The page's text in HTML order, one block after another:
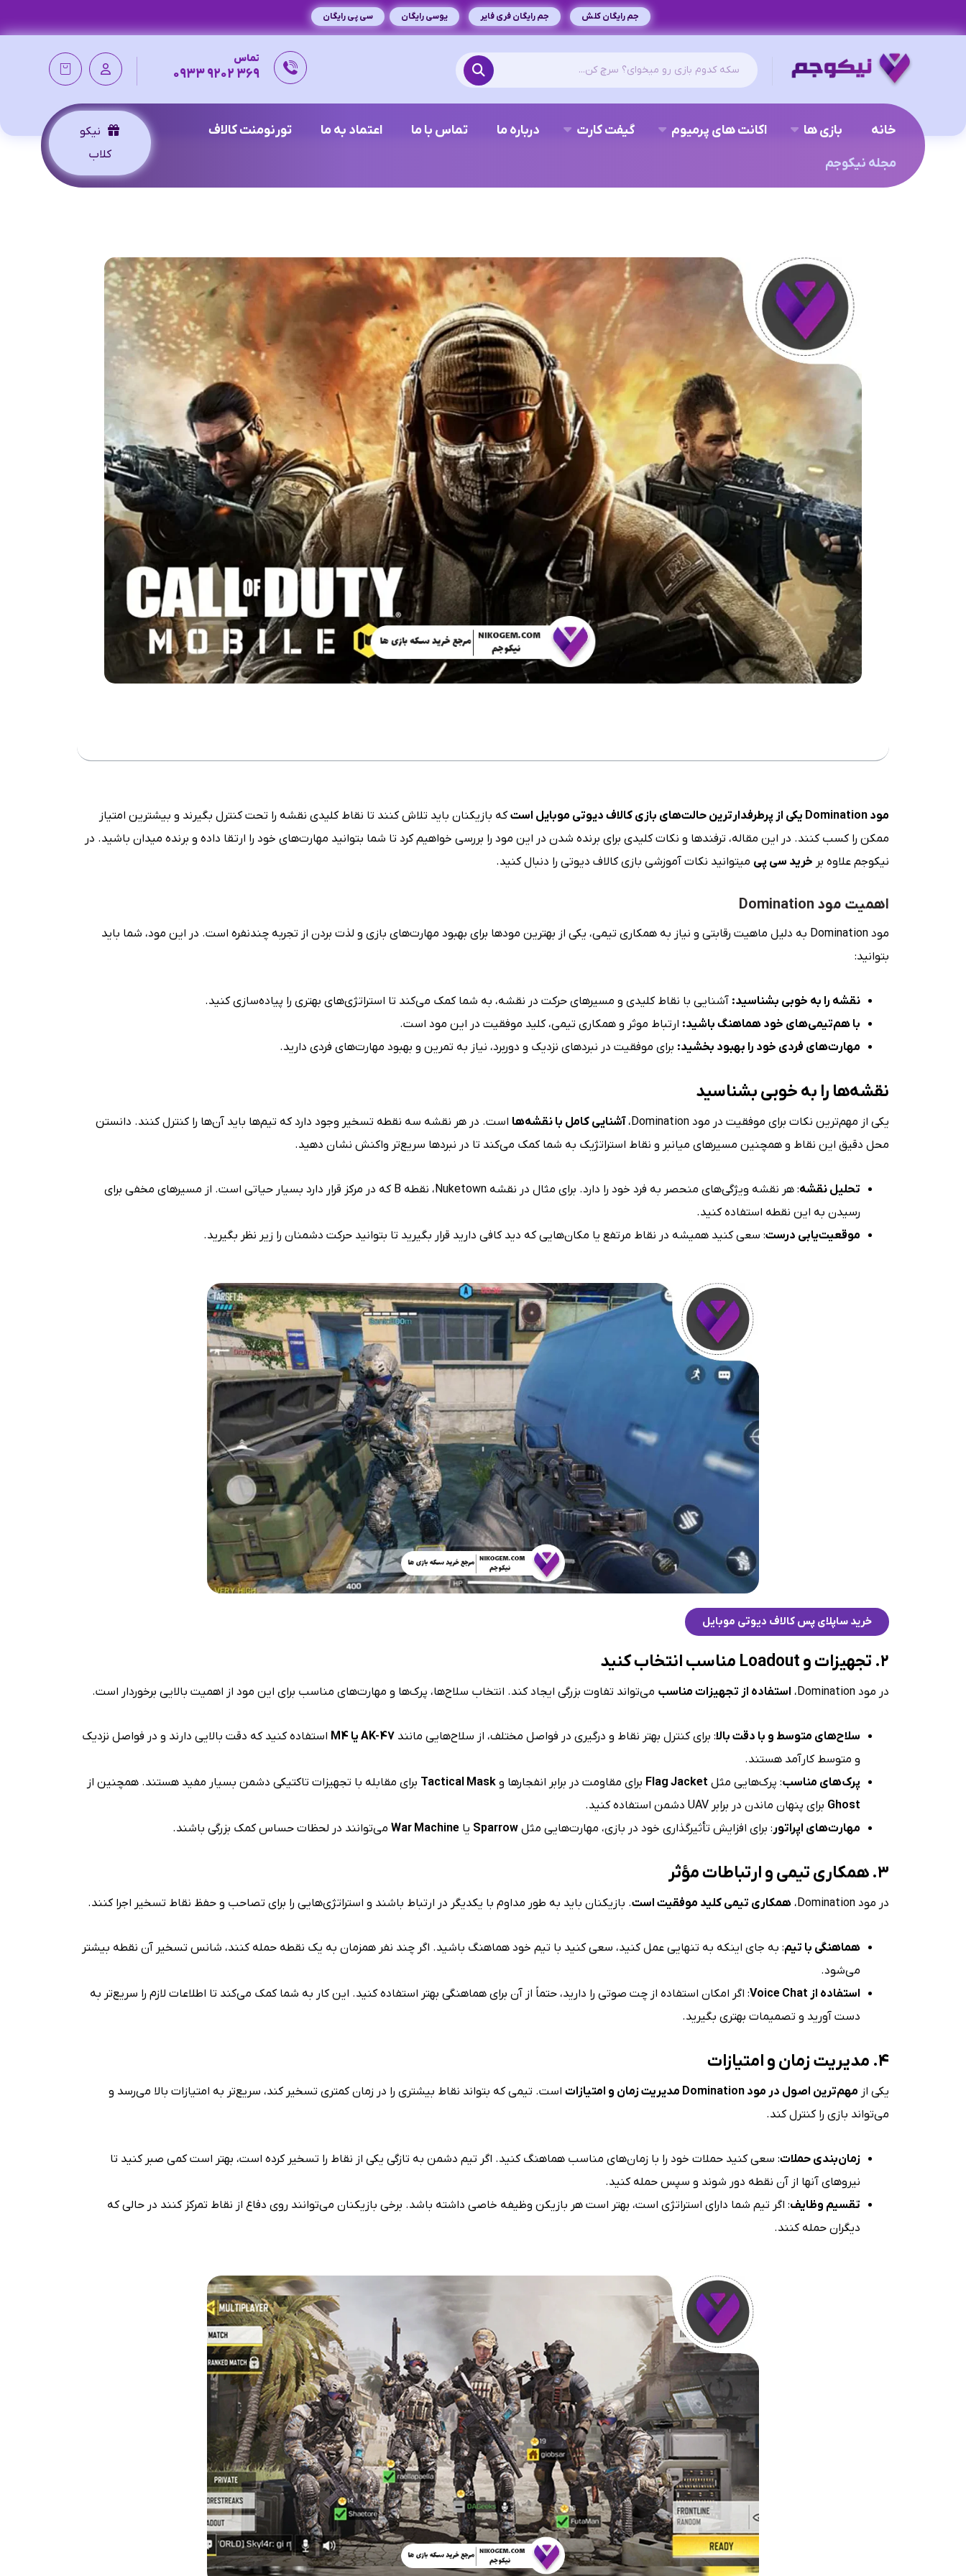
سی پی رایگان یوسی رایگان جم رایگان فری فایر جم رایگان کلش
تماس
369 9202 0933
خانه بازی ها اکانت های پرمیوم گیفت کارت درباره ما تماس با ما اعتماد به ما
تورنومنت کالاف
مجله نیکوجم
نیکو
کلاب
مود Domination یکی از پرطرفدارترین حالت‌های بازی کالاف دیوتی موبایل استکه بازیکنان باید تلاش کنند تا نقاط کلیدی نقشه را تحت کنترل بگیرند و بیشترین امتیاز
ممکن را کسب کنند. در این مقاله، ترفندها و نکات کلیدی برای برنده شدن در این مود را بررسی خواهیم کرد تا شما بتوانید مهارت‌های خود را ارتقا داده و برنده میدان باشید. در
نیکوجم علاوه بر خرید سی پی میتوانید نکات آموزشی بازی کالاف دیوتی را دنبال کنید.
اهمیت مود Domination
مود Domination به دلیل ماهیت رقابتی و نیاز به همکاری تیمی، یکی از بهترین مودها برای بهبود مهارت‌های بازی و لذت بردن از تجربه چندنفره است. در این مود، شما باید
بتوانید:
نقشه را به خوبی بشناسید: آشنایی با نقاط کلیدی و مسیرهای حرکت در نقشه، به شما کمک می‌کند تا استراتژی‌های بهتری را پیاده‌سازی کنید.
با هم‌تیمی‌های خود هماهنگ باشید: ارتباط موثر و همکاری تیمی، کلید موفقیت در این مود است.
مهارت‌های فردی خود را بهبود بخشید: برای موفقیت در نبردهای نزدیک و دوربرد، نیاز به تمرین و بهبود مهارت‌های فردی دارید.
نقشه‌ها را به خوبی بشناسید
یکی از مهم‌ترین نکات برای موفقیت در مود Domination، آشنایی کامل با نقشه‌ها است. در هر نقشه سه نقطه تسخیر وجود دارد که تیم‌ها باید آن‌ها را کنترل کنند. دانستن
محل دقیق این نقاط و همچنین مسیرهای میانبر و نقاط استراتژیک به شما کمک می‌کند تا در نبردها سریع‌تر واکنش نشان دهید.
تحلیل نقشه
: هر نقشه ویژگی‌های منحصر به فرد خود را دارد. برای مثال در نقشه Nuketown، نقطه B که در مرکز قرار دارد بسیار حیاتی است. از مسیرهای مخفی برای
رسیدن به این نقطه استفاده کنید.
موقعیت‌یابی درست: سعی کنید همیشه در نقاط مرتفع یا مکان‌هایی که دید کافی دارید قرار بگیرید تا بتوانید حرکت دشمنان را زیر نظر بگیرید.
خرید ساپلای پس کالاف دیوتی موبایل
۲. تجهیزات و Loadout مناسب انتخاب کنید
در مود Domination، استفاده از تجهیزات مناسب می‌تواند تفاوت بزرگی ایجاد کند. انتخاب سلاح‌ها، پرک‌ها و مهارت‌های مناسب برای این مود از اهمیت بالایی برخوردار است.
سلاح‌های متوسط و با دقت بالا: برای کنترل بهتر نقاط و درگیری در فواصل مختلف، از سلاح‌هایی مانندAK-47 یا M4
استفاده کنید که دقت بالایی دارند و در فواصل نزدیک
و متوسط کارآمد هستند.
پرک‌های مناسب: پرک‌هایی مثل Flag Jacket برای مقاومت در برابر انفجارها وTactical Mask برای مقابله با تجهیزات تاکتیکی دشمن بسیار مفید هستند. همچنین از
Ghost برای پنهان ماندن در برابر UAV دشمن استفاده کنید.
مهارت‌های اپراتور : برای افزایش تأثیرگذاری خود در بازی، مهارت‌هایی مثلSparrow یاWar Machine می‌توانند در لحظات حساس کمک بزرگی باشند.
۳. همکاری تیمی و ارتباطات مؤثر
در مود Domination، همکاری تیمی کلید موفقیت است. بازیکنان باید به طور مداوم با یکدیگر در ارتباط باشند و استراتژی‌هایی را برای تصاحب و حفظ نقاط تسخیر اجرا کنند.
هماهنگی با تیم: به جای اینکه به تنهایی عمل کنید، سعی کنید با تیم خود هماهنگ باشید. اگر چند نفر همزمان به یک نقطه حمله کنند، شانس تسخیر آن نقطه بیشتر
می‌شود.
استفاده از Voice Chat
: اگر امکان استفاده از چت صوتی را دارید، حتماً از آن برای هماهنگی بهتر استفاده کنید. این کار به شما کمک می‌کند تا اطلاعات لازم را سریع‌تر به
دست آورید و تصمیمات بهتری بگیرید.
۴. مدیریت زمان و امتیازات
یکی از مهم‌ترین اصول در مود Domination مدیریت زمان و امتیازات
است. تیمی که بتواند نقاط بیشتری را در زمان کمتری تسخیر کند، سریع‌تر به امتیازات بالا می‌رسد و
می‌تواند بازی را کنترل کند.
زمان‌بندی حملات: سعی کنید حملات خود را با زمان‌های مناسب هماهنگ کنید. اگر تیم دشمن به تازگی یکی از نقاط را تسخیر کرده است، بهتر است کمی صبر کنید تا
نیروهای آنها از آن نقطه دور شوند و سپس حمله کنید.
تقسیم وظایف: اگر تیم شما دارای استراتژی است، بهتر است هر بازیکن وظیفه خاصی داشته باشد. برخی بازیکنان می‌توانند روی دفاع از نقاط تمرکز کنند در حالی که
دیگران حمله کنند.